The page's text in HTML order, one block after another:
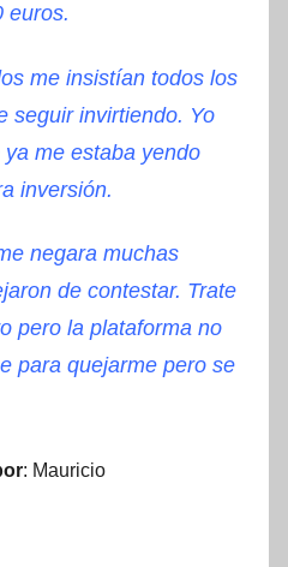
euros.
me insistían todos los
seguir invirtiendo. Yo
me estaba yendo
inversión.
negara muchas
de contestar. Trate
pero la plataforma no
para quejarme pero se
: Mauricio